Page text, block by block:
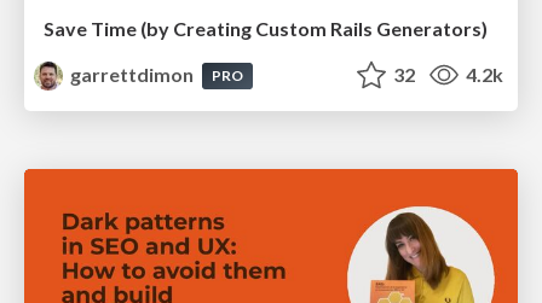
Save Time (by Creating Custom Rails Generators)
garrettdimon
PRO 32 4.2k